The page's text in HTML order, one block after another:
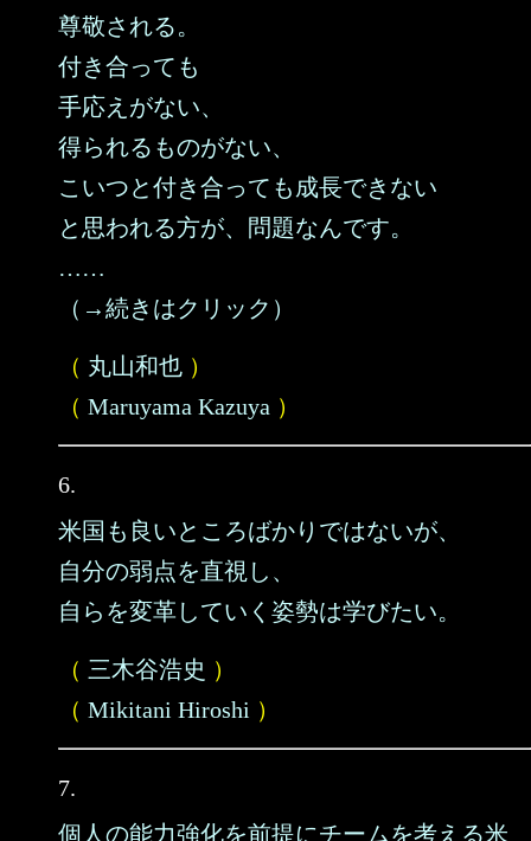
尊敬される。
付き合っても
手応えがない、
得られるものがない、
こいつと付き合っても成長できない
と思われる方が、問題なんです。
……
（→続きはクリック）
（ 丸山和也 ）
（ Maruyama Kazuya ）
6.
米国も良いところばかりではないが、
自分の弱点を直視し、
自らを変革していく姿勢は学びたい。
（ 三木谷浩史 ）
（ Mikitani Hiroshi ）
7.
個人の能力強化を前提にチームを考える米